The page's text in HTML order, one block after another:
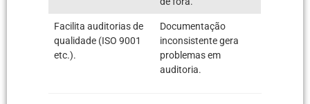
Facilita auditorias de
qualidade (ISO 9001
etc.).
Documentação
inconsistente gera
problemas em
auditoria.